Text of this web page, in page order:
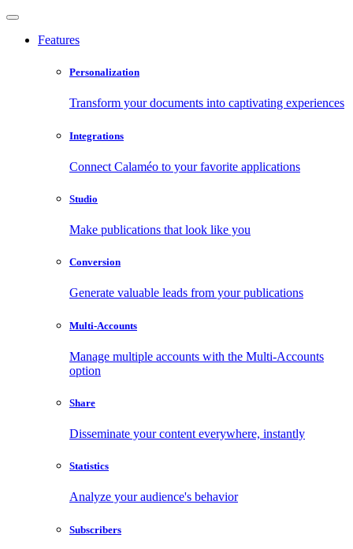
Features
Personalization
Transform your documents into captivating experiences
Integrations
Connect Calaméo to your favorite applications
Studio
Make publications that look like you
Conversion
Generate valuable leads from your publications
Multi-Accounts
Manage multiple accounts with the Multi-Accounts
option
Share
Disseminate your content everywhere, instantly
Statistics
Analyze your audience's behavior
Subscribers